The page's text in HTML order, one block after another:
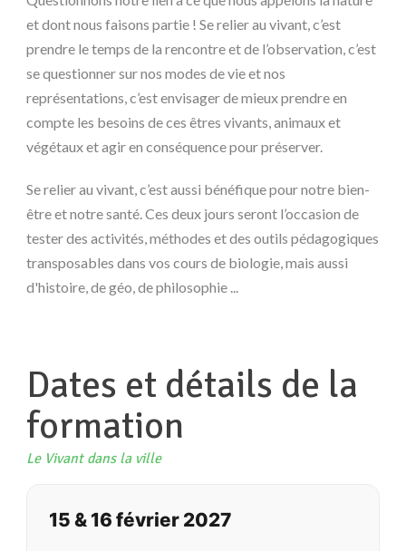
et dont nous faisons partie ! Se relier au vivant, c’est
prendre le temps de la rencontre et de l’observation, c’est
se questionner sur nos modes de vie et nos
représentations, c’est envisager de mieux prendre en
compte les besoins de ces êtres vivants, animaux et
végétaux et agir en conséquence pour préserver.
Se relier au vivant, c’est aussi bénéfique pour notre bien-
être et notre santé. Ces deux jours seront l’occasion de
tester des activités, méthodes et des outils pédagogiques
transposables dans vos cours de biologie, mais aussi
d'histoire, de géo, de philosophie ...
Dates et détails de la
formation
Le Vivant dans la ville
15 & 16 février 2027